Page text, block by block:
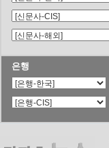
은행